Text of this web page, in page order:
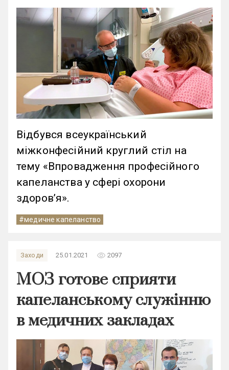
Відбувся всеукраїнський
міжконфесійний круглий стіл на
тему «Впровадження професійного
капеланства у сфері охорони
здоров’я».
#медичне капеланство
Заходи 25.01.2021 remove_red_eye 2097
МОЗ готове сприяти
капеланському служінню
в медичних закладах